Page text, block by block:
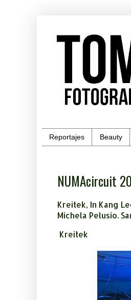
Reportajes Beauty
NUMAcircuit
Kreitek, In Kang
Michela Pelusio.
Kreitek